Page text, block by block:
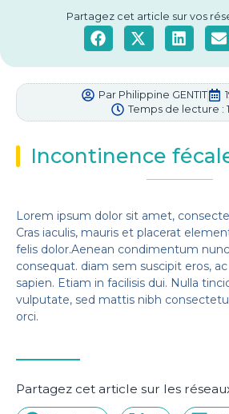
Partagez cet article sur vos
Par Philippine GENTIT
Temps de lecture :
Incontinence
Lorem ipsum dolor sit amet,
Cras iaculis, mauris et placerat
felis dolor.Aenean condimentum
consequat. diam sem suscipit eros,
sapien. Etiam in facilisis dui. Nulla
vulputate, sed mattis nibh
orci.
Partagez cet article sur les